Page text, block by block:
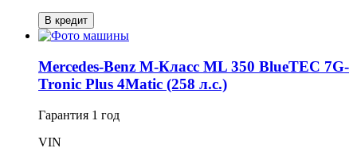
В кредит
Mercedes-Benz M-Класс ML 350 BlueTEC 7G-
Tronic Plus 4Matic (258 л.с.)
Гарантия 1 год
VIN